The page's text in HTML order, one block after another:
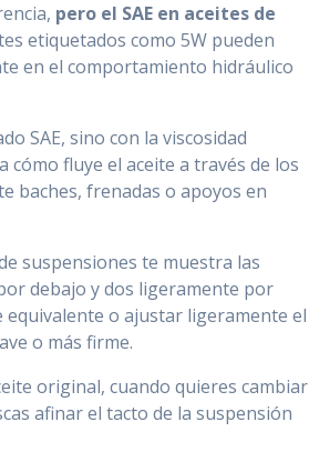
pero el SAE en aceites de
etiquetados como 5W pueden
en el comportamiento hidráulico
SAE, sino con la viscosidad
cómo fluye el aceite a través de los
baches, frenadas o apoyos en
suspensiones te muestra las
debajo y dos ligeramente por
o ajustar ligeramente el
o más firme.
original, cuando quieres cambiar
afinar el tacto de la suspensión